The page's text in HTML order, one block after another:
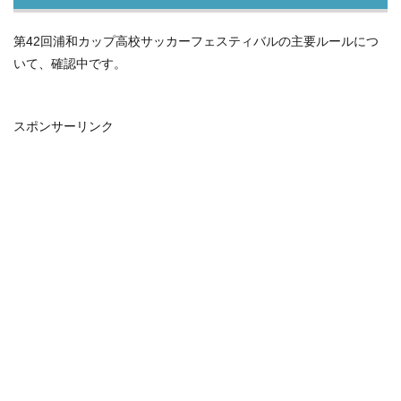
第42回浦和カップ高校サッカーフェスティバルの主要ルールにつ
いて、確認中です。
スポンサーリンク